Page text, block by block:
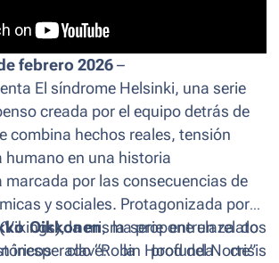
febrero 2026 –
El síndrome Helsinki, una serie
creada por el equipo detrás de
combina hechos reales, tensión
humano en una historia
por las consecuencias de
y sociales. Protagonizada por
Vikings), la misma propone un relato
inesperado “Robin Hood del Norte”
Oikkonen, la serie entrelaza dos
clave: la profunda crisis